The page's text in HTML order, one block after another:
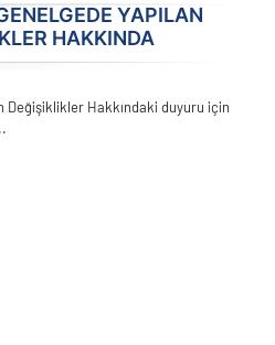
YAPILAN
HAKKINDA
Değişiklikler Hakkındaki duyuru için